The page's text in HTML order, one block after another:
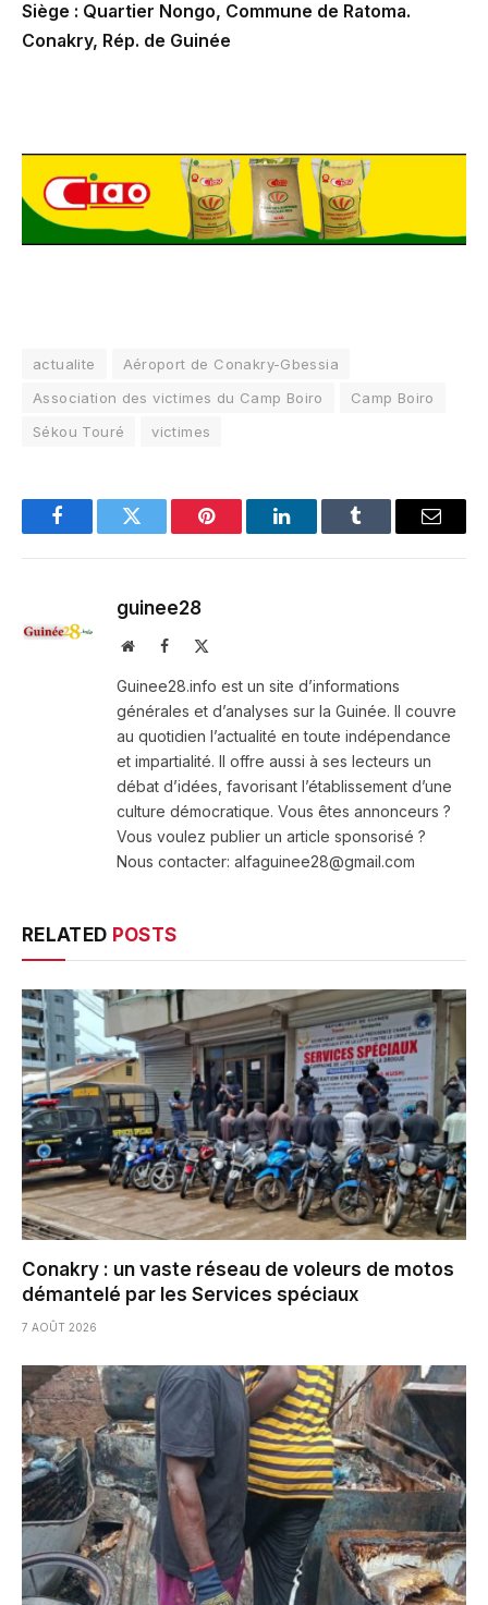
Siège : Quartier Nongo, Commune de Ratoma.
Conakry, Rép. de Guinée
actualite
Aéroport de Conakry-Gbessia
Association des victimes du Camp Boiro
Camp Boiro
Sékou Touré
victimes
FacebookTwitter Pinterest LinkedInTumblr Email
guinee28
WebsiteFacebook
Guinee28.info est un site d’informations
générales et d’analyses sur la Guinée. Il couvre
au quotidien l’actualité en toute indépendance
et impartialité. Il offre aussi à ses lecteurs un
débat d’idées, favorisant l’établissement d’une
culture démocratique. Vous êtes annonceurs ?
Vous voulez publier un article sponsorisé ?
Nous contacter: alfaguinee28@gmail.com
RELATED POSTS
Conakry : un vaste réseau de voleurs de motos
démantelé par les Services spéciaux
7 AOÛT 2026